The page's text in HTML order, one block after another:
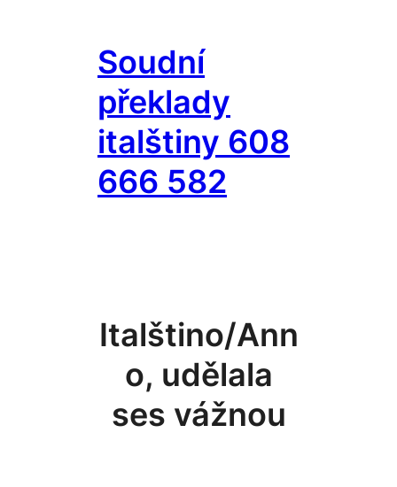
obsahSoudní
překlady
italštiny 608
666 582
Italštino/Ann
o, udělala
ses vážnou